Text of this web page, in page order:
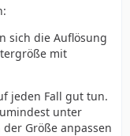
sich die Auflösung
mit
jeden Fall gut tun.
unter
Größe anpassen